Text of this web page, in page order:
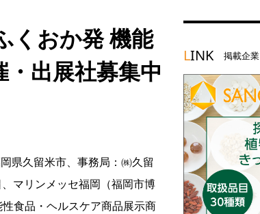
くおか発 機能
出展社募集中
県久留米市、事務局：㈱久留
マリンメッセ福岡（福岡市博
食品・ヘルスケア商品展示商
LINK 掲載企業